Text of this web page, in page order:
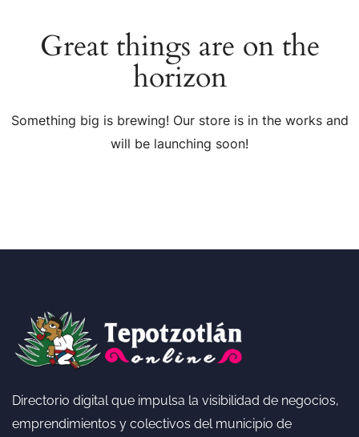
Great things are on the
horizon
Something big is brewing! Our store is in the works and
will be launching soon!
Directorio digital que impulsa la visibilidad de negocios,
emprendimientos y colectivos del municipio de